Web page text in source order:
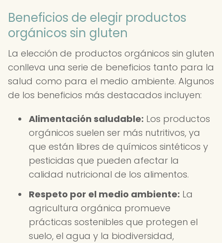
Beneficios de elegir productos
orgánicos sin gluten
La elección de productos orgánicos sin gluten
conlleva una serie de beneficios tanto para la
salud como para el medio ambiente. Algunos
de los beneficios más destacados incluyen:
Alimentación saludable: Los productos
orgánicos suelen ser más nutritivos, ya
que están libres de químicos sintéticos y
pesticidas que pueden afectar la
calidad nutricional de los alimentos.
Respeto por el medio ambiente: La
agricultura orgánica promueve
prácticas sostenibles que protegen el
suelo, el agua y la biodiversidad,